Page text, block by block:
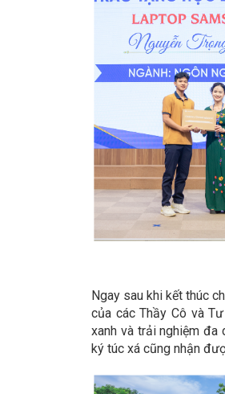
Ngay sau khi kết thúc
của các Thầy Cô và
xanh và trải nghiệm đa
ký túc xá cũng nhận